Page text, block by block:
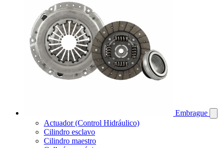
Embrague
Actuador (Control Hidráulico)
Cilindro esclavo
Cilindro maestro